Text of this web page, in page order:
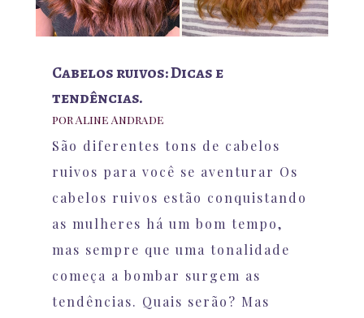
Cabelos ruivos: Dicas e
tendências.
porAline Andrade
São diferentes tons de cabelos
ruivos para você se aventurar Os
cabelos ruivos estão conquistando
as mulheres há um bom tempo,
mas sempre que uma tonalidade
começa a bombar surgem as
tendências. Quais serão? Mas